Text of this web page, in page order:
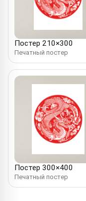
Постер 210×300
Печатный постер
Постер 300×400
Печатный постер